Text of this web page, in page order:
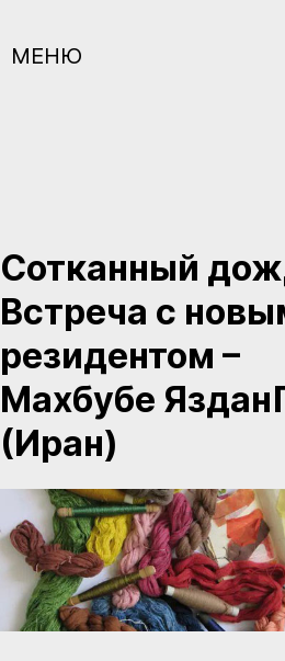
МЕНЮ
Сотканный
Встреча с
резидентом –
Махбубе
(Иран)